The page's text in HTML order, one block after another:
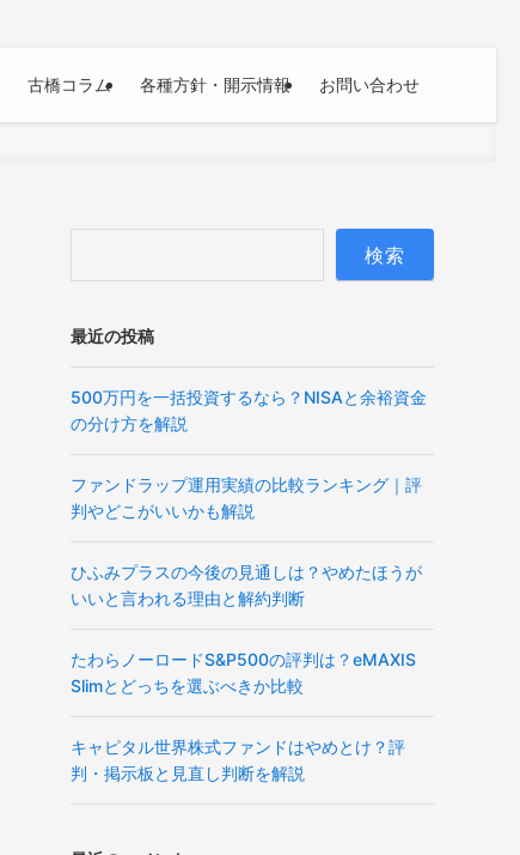
古橋コラム 各種方針・開示情報 お問い合わせ
検索
最近の投稿
500万円を一括投資するなら？NISAと余裕資金
の分け方を解説
ファンドラップ運用実績の比較ランキング｜評
判やどこがいいかも解説
ひふみプラスの今後の見通しは？やめたほうが
いいと言われる理由と解約判断
たわらノーロードS&P500の評判は？eMAXIS
Slimとどっちを選ぶべきか比較
キャピタル世界株式ファンドはやめとけ？評
判・掲示板と見直し判断を解説